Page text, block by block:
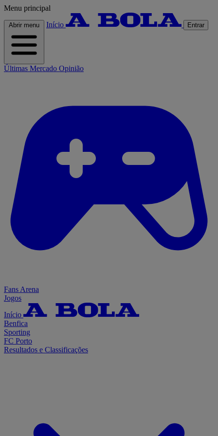
Menu principal
Abrir menu Início Entrar
Últimas Mercado Opinião
Fans Arena
Jogos
Início
Benfica
Sporting
FC Porto
Resultados e Classificações